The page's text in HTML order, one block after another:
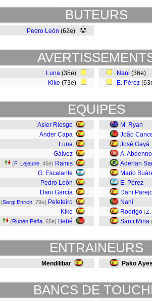
BUTEURS
Pedro León (62e)
Luna (35e)
Kike (73e)
Nani (36e)
E. Pérez
EQUIPES
Asier Riesgo
Ander Capa
Luna
Gálvez
(F. Lejeune , 46e) Ramis
G. Escalante
Pedro León
Dani García
(Sergi Enrich , 79e) Peleteiro
Kike
(Rubén Peña , 65e) Bebé
M. Ryan
João
José Gayá
A.
Aderlan
Mario
E. Pérez
Dani
Nani
Rodrigo (Z.
Santi Mina
ENTRAINEURS
Mendilibar Pako
BANCS DE